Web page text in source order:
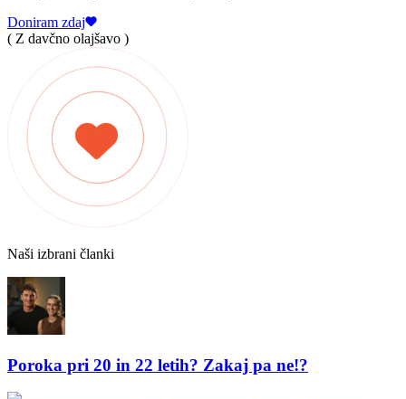
Doniram zdaj
( Z davčno olajšavo )
Naši izbrani članki
Poroka pri 20 in 22 letih? Zakaj pa ne!?